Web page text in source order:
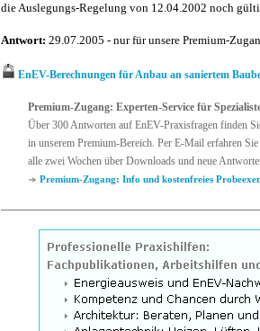
die Auslegungs-Regelung von 12.04.2002 noch
Antwort: 29.07.2005 - nur für unsere Premium-
EnEV-Berechnungen für Anbau an saniertem
Premium-Zugang: Experten-Service für
Über 300 Antworten auf EnEV-Praxisfragen finden
in unserem Premium-Bereich. Per E-Mail erfahren Sie
alle zwei Wochen über Downloads und neue
Premium-Zugang: Info und kostenfreies